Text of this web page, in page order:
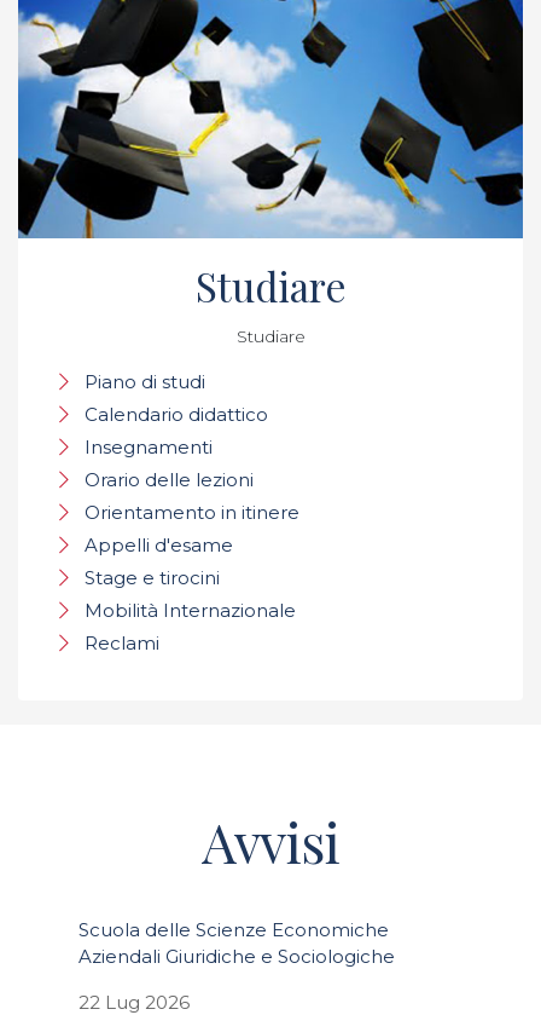
Studiare
Studiare
Piano di studi
Calendario didattico
Insegnamenti
Orario delle lezioni
Orientamento in itinere
Appelli d'esame
Stage e tirocini
Mobilità Internazionale
Reclami
Avvisi
Scuola delle Scienze Economiche
Aziendali Giuridiche e Sociologiche
22 Lug 2026